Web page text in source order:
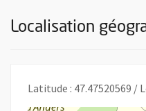
Localisation
Latitude : 47.47520569 /